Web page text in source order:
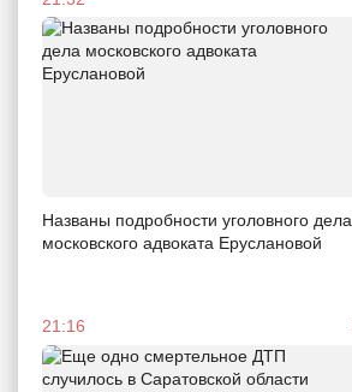
Названы подробности уголовного дела
московского адвоката Еруслановой
21:16